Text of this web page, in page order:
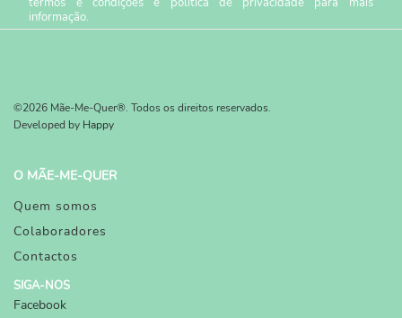
informação.
©2026 Mãe-Me-Quer®. Todos os direitos reservados.
Developed by Happy
O MÃE-ME-QUER
Quem somos
Colaboradores
Contactos
SIGA-NOS
Facebook